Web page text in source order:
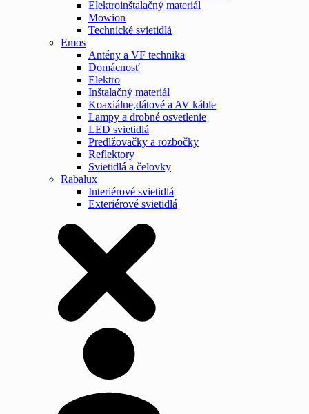
Elektroinštalačný materiál
Mowion
Technické svietidlá
Emos
Antény a VF technika
Domácnosť
Elektro
Inštalačný materiál
Koaxiálne,dátové a AV káble
Lampy a drobné osvetlenie
LED svietidlá
Predlžovačky a rozbočky
Reflektory
Svietidlá a čelovky
Rabalux
Interiérové svietidlá
Exteriérové svietidlá